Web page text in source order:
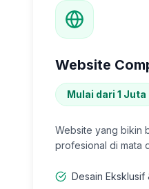
Website
Mulai dari 1 Juta
Website yang bikin
profesional di mata
Desain Eksklusif